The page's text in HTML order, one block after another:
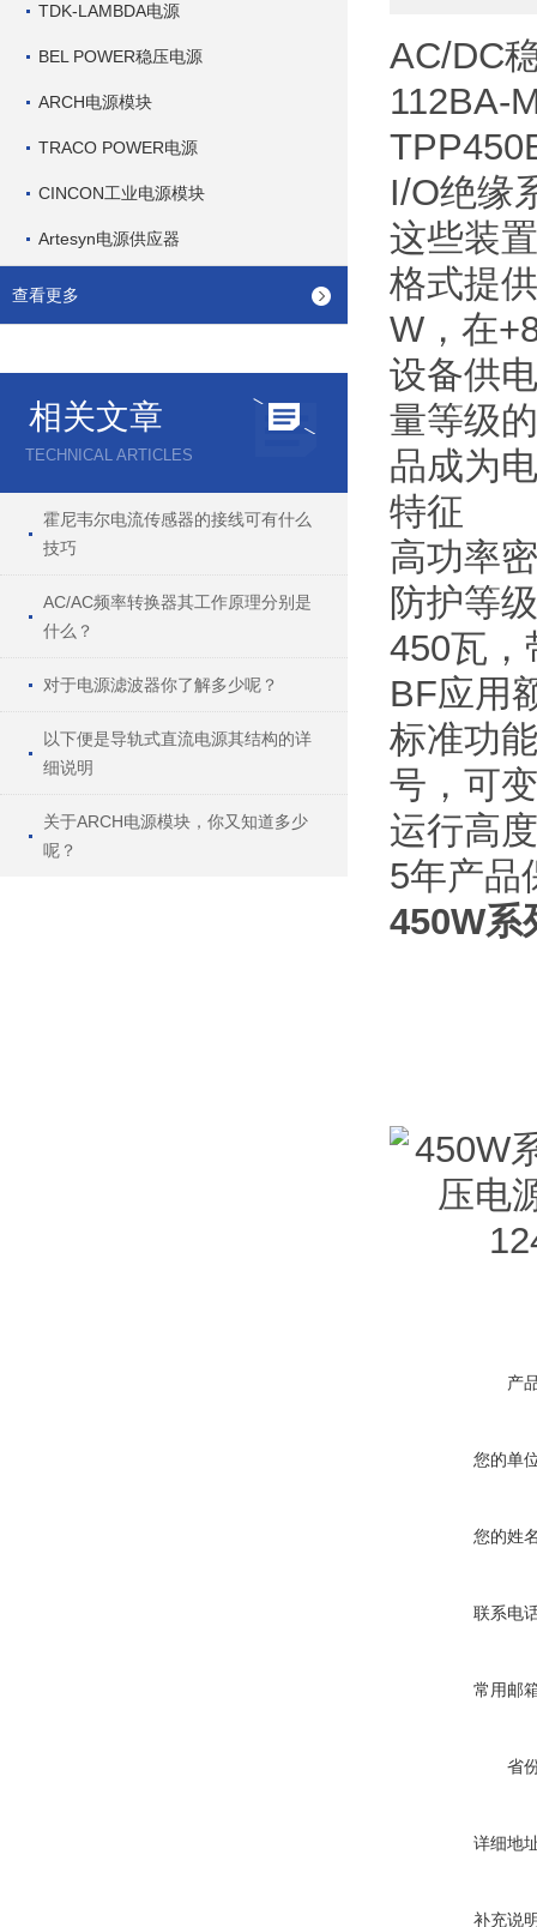
TDK-LAMBDA电源
BEL POWER稳压电源
ARCH电源模块
TRACO POWER电源
CINCON工业电源模块
Artesyn电源供应器
查看更多
相关文章
TECHNICAL ARTICLES
霍尼韦尔电流传感器的接线可有什么
技巧
AC/AC频率转换器其工作原理分别是
什么？
对于电源滤波器你了解多少呢？
以下便是导轨式直流电源其结构的详
细说明
关于ARCH电源模块，你又知道多少
呢？
AC/DC
112BA-
I/O绝缘
这些装
格式提
W ，在
设备供
量等级
品成为
特征
高功率
防护等级
450瓦，
BF应用
标准功
号，可
运行高度
5年产品
450W系
产
您的单
您的姓
联系电
常用邮
省
详细地
补充说